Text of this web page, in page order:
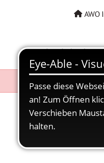
AWO
AWO als Arbeitgeber